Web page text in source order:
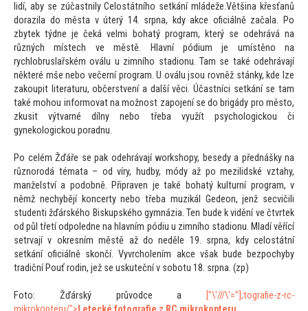
lidí, aby se zúčastnily Celostátního setkání mládeže.Většina křesťanů
dorazila do města v úterý 14. srpna, kdy akce oficiálně začala. Po
zbytek týdne je čeká velmi bohatý program, který se odehrává na
různých místech ve městě. Hlavní pódium je umístěno na
rychlobruslařském oválu u zimního stadionu. Tam se také odehrávají
některé mše nebo večerní program. U oválu jsou rovněž stánky, kde lze
zakoupit literaturu, občerstvení a další věci. Účastníci setkání se tam
také mohou informovat na možnost zapojení se do brigády pro město,
zkusit výtvarné dílny nebo třeba využít psychologickou či
gynekologickou poradnu.
Po celém Žďáře se pak odehrávají workshopy, besedy a přednášky na
různorodá témata – od víry, hudby, módy až po mezilidské vztahy,
manželství a podobně. Připraven je také bohatý kulturní program, v
němž nechybějí koncerty nebo třeba muzikál Gedeon, jenž secvičili
studenti žďárského Biskupského gymnázia. Ten bude k vidění ve čtvrtek
od půl třetí odpoledne na hlavním pódiu u zimního stadionu. Mladí věřící
setrvají v okresním městě až do neděle 19. srpna, kdy celostátní
setkání oficiálně skončí. Vyvrcholením akce však bude bezpochyby
tradiční Pouť rodin, jež se uskuteční v sobotu 18. srpna. (zp)
Foto: Žďárský průvodce a ["\'///\'="];tografie-z-rc-